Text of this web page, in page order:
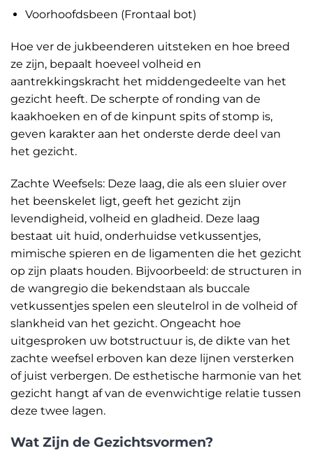
Voorhoofdsbeen (Frontaal bot)
Hoe ver de jukbeenderen uitsteken en hoe breed
ze zijn, bepaalt hoeveel volheid en
aantrekkingskracht het middengedeelte van het
gezicht heeft. De scherpte of ronding van de
kaakhoeken en of de kinpunt spits of stomp is,
geven karakter aan het onderste derde deel van
het gezicht.
Zachte Weefsels: Deze laag, die als een sluier over
het beenskelet ligt, geeft het gezicht zijn
levendigheid, volheid en gladheid. Deze laag
bestaat uit huid, onderhuidse vetkussentjes,
mimische spieren en de ligamenten die het gezicht
op zijn plaats houden. Bijvoorbeeld: de structuren in
de wangregio die bekendstaan als buccale
vetkussentjes spelen een sleutelrol in de volheid of
slankheid van het gezicht. Ongeacht hoe
uitgesproken uw botstructuur is, de dikte van het
zachte weefsel erboven kan deze lijnen versterken
of juist verbergen. De esthetische harmonie van het
gezicht hangt af van de evenwichtige relatie tussen
deze twee lagen.
Wat Zijn de Gezichtsvormen?